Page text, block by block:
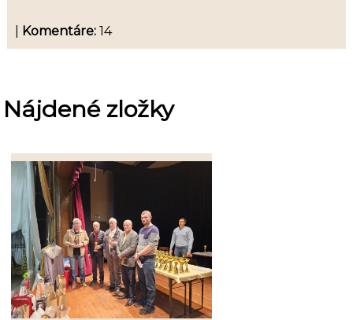
Komentáre: 14
Nájdené zložky